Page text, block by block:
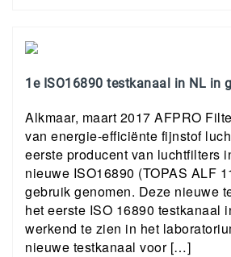
1e ISO16890 testkanaal in NL in
Alkmaar, maart 2017 AFPRO
van energie-efficiënte fijnstof
eerste producent van luchtfilters
nieuwe ISO16890 (TOPAS ALF
gebruik genomen. Deze nieuwe
het eerste ISO 16890 testkanaal
werkend te zien in het
nieuwe testkanaal voor […]